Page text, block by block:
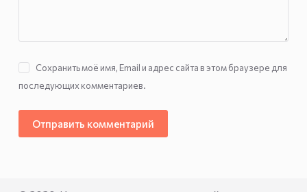
Сохранить моё имя, Email и адрес сайта в этом браузере для
последующих комментариев.
Отправить комментарий